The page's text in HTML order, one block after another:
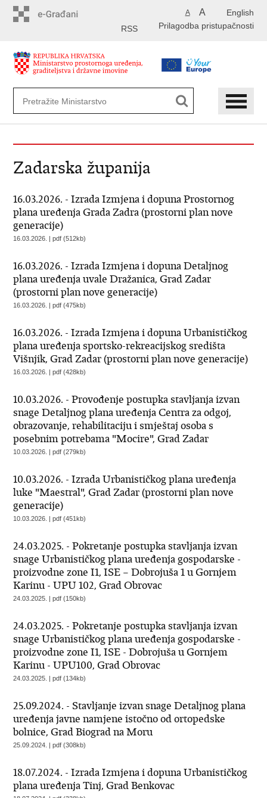
English
A A
Prilagodba pristupačnosti
RSS
Zadarska županija
16.03.2026. - Izrada Izmjena i dopuna Prostornog
plana uređenja Grada Zadra (prostorni plan nove
generacije)
16.03.2026. | pdf (512kb)
16.03.2026. - Izrada Izmjena i dopuna Detaljnog
plana uređenja uvale Dražanica, Grad Zadar
(prostorni plan nove generacije)
16.03.2026. | pdf (475kb)
16.03.2026. - Izrada Izmjena i dopuna Urbanističkog
plana uređenja sportsko-rekreacijskog središta
Višnjik, Grad Zadar (prostorni plan nove generacije)
16.03.2026. | pdf (428kb)
10.03.2026. - Provođenje postupka stavljanja izvan
snage Detaljnog plana uređenja Centra za odgoj,
obrazovanje, rehabilitaciju i smještaj osoba s
posebnim potrebama "Mocire", Grad Zadar
10.03.2026. | pdf (279kb)
10.03.2026. - Izrada Urbanističkog plana uređenja
luke "Maestral", Grad Zadar (prostorni plan nove
generacije)
10.03.2026. | pdf (451kb)
24.03.2025. - Pokretanje postupka stavljanja izvan
snage Urbanističkog plana uređenja gospodarske -
proizvodne zone I1, ISE – Dobrojuša 1 u Gornjem
Karinu - UPU 102, Grad Obrovac
24.03.2025. | pdf (150kb)
24.03.2025. - Pokretanje postupka stavljanja izvan
snage Urbanističkog plana uređenja gospodarske -
proizvodne zone I1, ISE - Dobrojuša u Gornjem
Karinu - UPU100, Grad Obrovac
24.03.2025. | pdf (134kb)
25.09.2024. - Stavljanje izvan snage Detaljnog plana
uređenja javne namjene istočno od ortopedske
bolnice, Grad Biograd na Moru
25.09.2024. | pdf (308kb)
18.07.2024. - Izrada Izmjena i dopuna Urbanističkog
plana uređenja Tinj, Grad Benkovac